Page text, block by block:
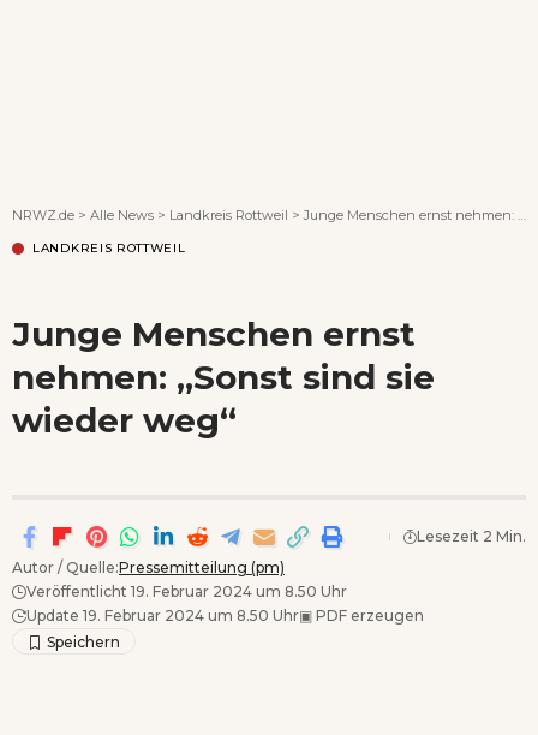
NRWZ.de > Alle News > Landkreis Rottweil >Junge Menschen ernst nehmen: „Sonst sind sie wieder weg“
LANDKREIS ROTTWEIL
Junge Menschen ernst
nehmen: „Sonst sind sie
wieder weg“
Autor / Quelle:Pressemitteilung (pm)
Veröffentlicht 19. Februar 2024 um 8.50 Uhr
Update 19. Februar 2024 um 8.50 Uhr▣ PDF erzeugen
Lesezeit 2 Min.